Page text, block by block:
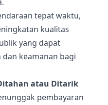
tepat waktu,
kualitas
yang dapat
keamanan bagi
atau Ditarik
pembayaran